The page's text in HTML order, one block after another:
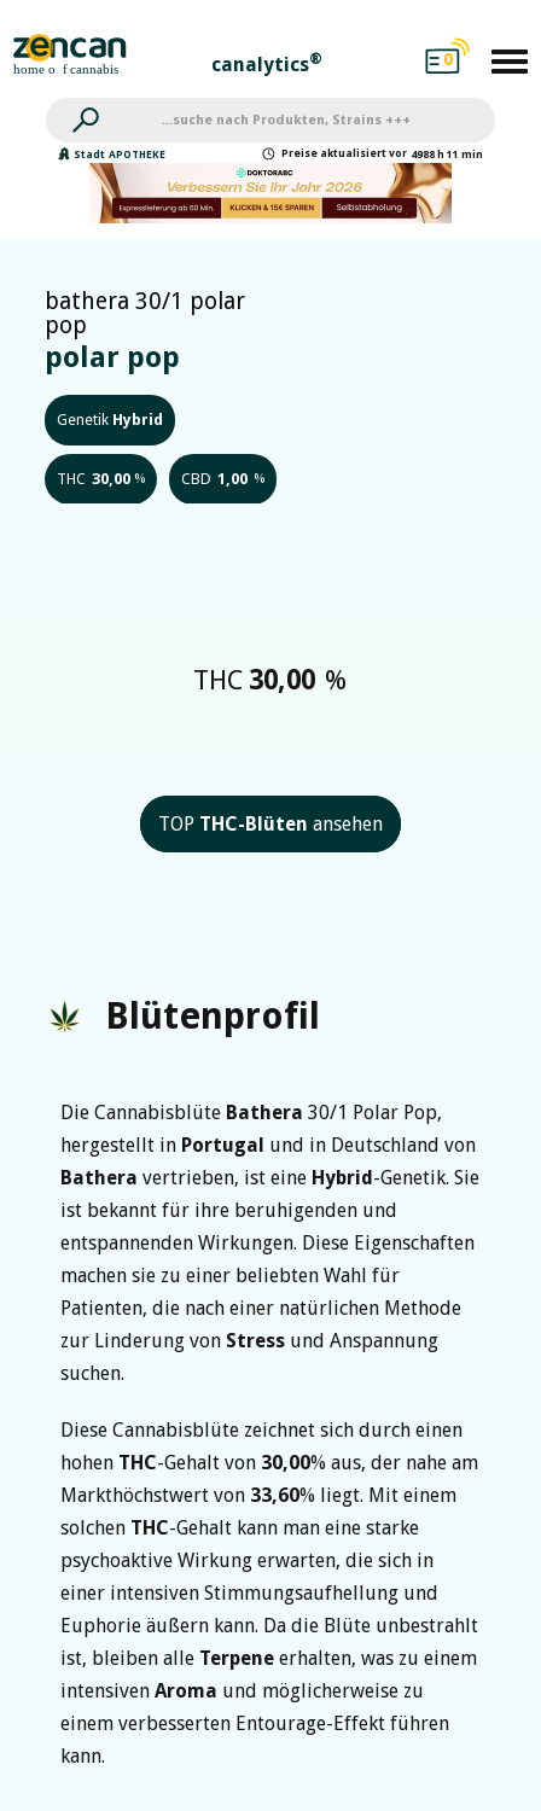
canalytics® 0
Stadt APOTHEKE Preise aktualisiert vor 4988 h 11 min
bathera 30/1 polar
pop
polar pop
Genetik Hybrid
THC 30,00 % CBD 1,00 %
THC 30,00 %
TOP THC-Blüten ansehen
Blütenprofil
Die Cannabisblüte Bathera 30/1 Polar Pop,
hergestellt in Portugal und in Deutschland von
Bathera vertrieben, ist eine Hybrid-Genetik. Sie
ist bekannt für ihre beruhigenden und
entspannenden Wirkungen. Diese Eigenschaften
machen sie zu einer beliebten Wahl für
Patienten, die nach einer natürlichen Methode
zur Linderung von Stress und Anspannung
suchen.
Diese Cannabisblüte zeichnet sich durch einen
hohen THC-Gehalt von 30,00% aus, der nahe am
Markthöchstwert von 33,60% liegt. Mit einem
solchen THC-Gehalt kann man eine starke
psychoaktive Wirkung erwarten, die sich in
einer intensiven Stimmungsaufhellung und
Euphorie äußern kann. Da die Blüte unbestrahlt
ist, bleiben alle Terpene erhalten, was zu einem
intensiven Aroma und möglicherweise zu
einem verbesserten Entourage-Effekt führen
kann.